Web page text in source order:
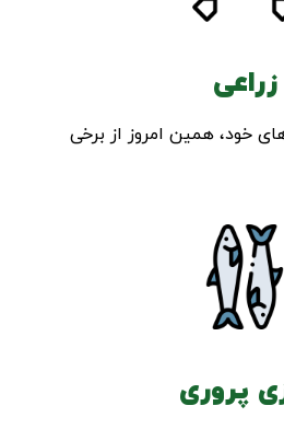
زراعی
خود، همین امروز از برخی
پروری